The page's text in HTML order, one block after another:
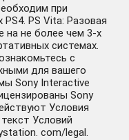
при
PS4. PS Vita: Разовая
на не более чем 3-х
системах.
с
для вашего
Sony Interactive
Sony
Условия
Условий
com/legal.